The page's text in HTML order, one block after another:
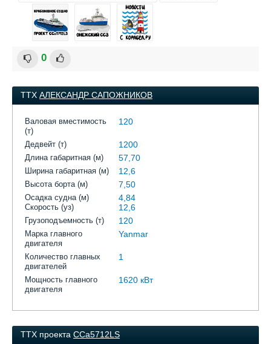
0
ТТХ АЛЕКСАНДР САПОЖНИКОВ
Валовая вместимость
(т)
120
Дедвейт (т) 1200
Длина габаритная (м) 57,70
Ширина габаритная (м) 12,6
Высота борта (м) 7,50
Осадка судна (м) 4,84
Скорость (уз) 12,6
Грузоподъемность (т) 120
Марка главного
двигателя
Yanmar
Количество главных
двигателей
1
Мощность главного
двигателя
1620 кВт
ТТХ проекта CCa5712LS